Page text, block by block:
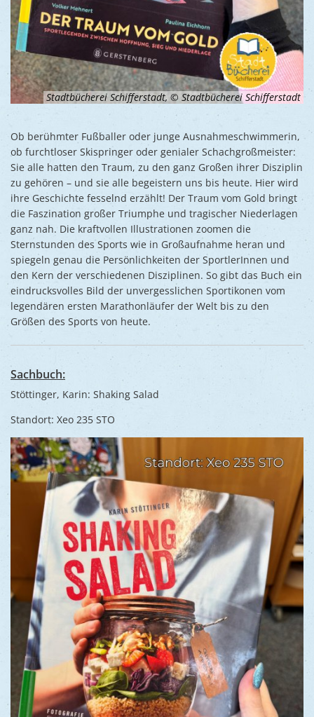
Stadtbücherei Schifferstadt, © Stadtbücherei Schifferstadt
Ob berühmter Fußballer oder junge Ausnahmeschwimmerin,
ob furchtloser Skispringer oder genialer Schachgroßmeister:
Sie alle hatten den Traum, zu den ganz Großen ihrer Disziplin
zu gehören – und sie alle begeistern uns bis heute. Hier wird
ihre Geschichte fesselnd erzählt! Der Traum vom Gold bringt
die Faszination großer Triumphe und tragischer Niederlagen
ganz nah. Die kraftvollen Illustrationen zoomen die
Sternstunden des Sports wie in Großaufnahme heran und
spiegeln genau die Persönlichkeiten der SportlerInnen und
den Kern der verschiedenen Disziplinen. So gibt das Buch ein
eindrucksvolles Bild der unvergesslichen Sportikonen vom
legendären ersten Marathonläufer der Welt bis zu den
Größen des Sports von heute.
Sachbuch:
Stöttinger, Karin: Shaking Salad
Standort: Xeo 235 STO